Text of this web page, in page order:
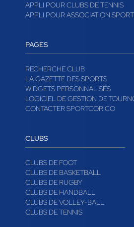
APPLI POUR CLUBS DE TENNIS
APPLI POUR ASSOCIATION
PAGES
RECHERCHE CLUB
LA GAZETTE DES SPORTS
WIDGETS PERSONNALISÉS
LOGICIEL DE GESTION DE
CONTACTER SPORTCORICO
CLUBS
CLUBS DE FOOT
CLUBS DE BASKETBALL
CLUBS DE RUGBY
CLUBS DE HANDBALL
CLUBS DE VOLLEY-BALL
CLUBS DE TENNIS